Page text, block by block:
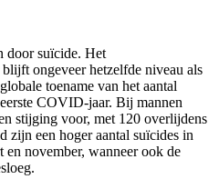
door suïcide. Het
ongeveer hetzelfde niveau als
toename van het aantal
COVID-jaar. Bij mannen
stijging voor, met 120 overlijdens
zijn een hoger aantal suïcides in
en november, wanneer ook de